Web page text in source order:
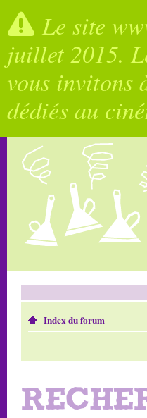
Le site
juillet 2015.
vous invitons
dédiés au
Index du forum